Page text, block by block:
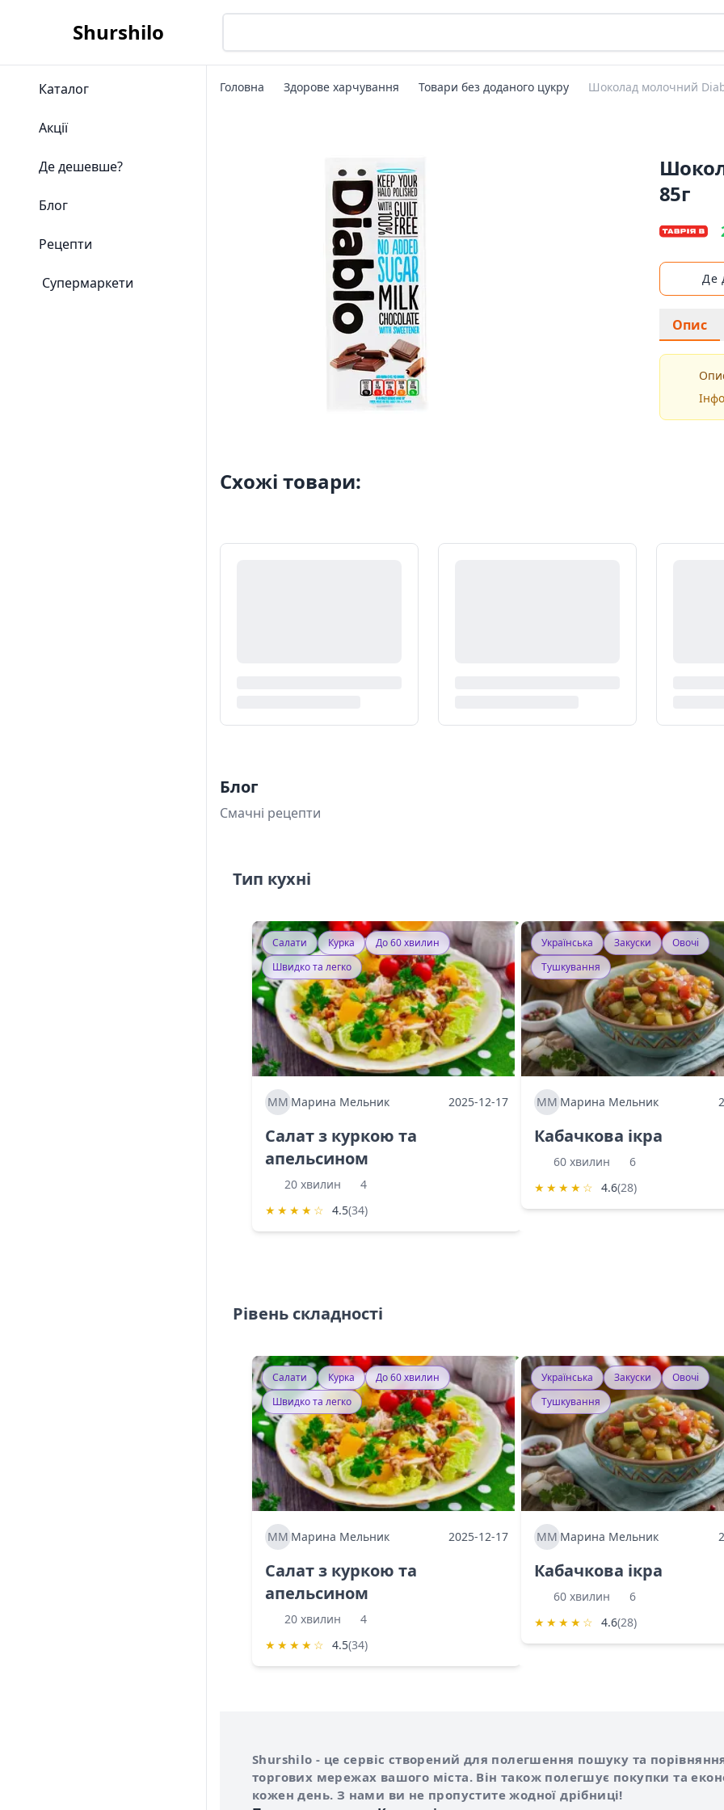
Shurshilo
Каталог
Акції
Де дешевше?
Блог
Рецепти
Супермаркети
Головна Здорове харчування Товари без доданого цукру Шоколад молочний
85г
Де
Опис
Схожі товари:
Блог
Смачні рецепти
Тип кухні
Салати Курка
До 60 хвилин
Швидко та легко
ММ Марина Мельник 2025-12-17
Салат з куркою та
апельсином
20 хвилин
4
★ ★ ★ ★ ☆ 4.5(34)
Українська Закуски
Овочі
Тушкування
ММ Марина Мельник
Кабачкова ікра
60 хвилин
6
★ ★ ★ ★ ☆ 4.6(28)
Рівень складності
Салати Курка
До 60 хвилин
Швидко та легко
ММ Марина Мельник 2025-12-17
Салат з куркою та
апельсином
20 хвилин
4
★ ★ ★ ★ ☆ 4.5(34)
Українська Закуски
Овочі
Тушкування
ММ Марина Мельник
Кабачкова ікра
60 хвилин
6
★ ★ ★ ★ ☆ 4.6(28)
Про сервіс Shurshilo
Shurshilo - це сервіс створений для полегшення пошуку та
торгових мережах вашого міста. Він також полегшує покупки та
кожен день. З нами ви не пропустите жодної дрібниці!